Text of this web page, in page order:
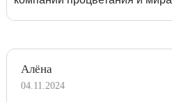
Алёна
04.11.2024